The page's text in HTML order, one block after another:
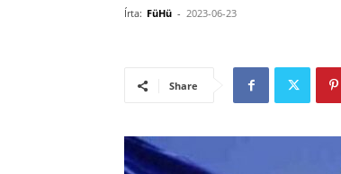
Írta: FüHü - 2023-06-23
Share